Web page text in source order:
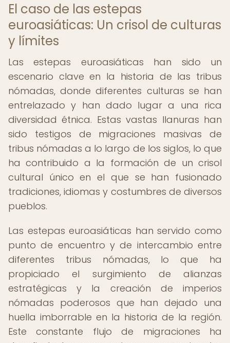
El caso de las estepas
euroasiáticas: Un crisol de culturas
y límites
Las estepas euroasiáticas han sido un
escenario clave en la historia de las tribus
nómadas, donde diferentes culturas se han
entrelazado y han dado lugar a una rica
diversidad étnica. Estas vastas llanuras han
sido testigos de migraciones masivas de
tribus nómadas a lo largo de los siglos, lo que
ha contribuido a la formación de un crisol
cultural único en el que se han fusionado
tradiciones, idiomas y costumbres de diversos
pueblos.
Las estepas euroasiáticas han servido como
punto de encuentro y de intercambio entre
diferentes tribus nómadas, lo que ha
propiciado el surgimiento de alianzas
estratégicas y la creación de imperios
nómadas poderosos que han dejado una
huella imborrable en la historia de la región.
Este constante flujo de migraciones ha